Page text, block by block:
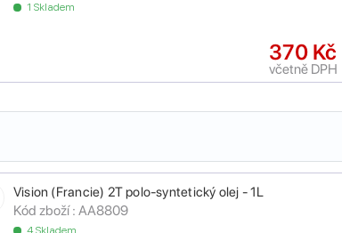
1 Skladem
370 Kč
včetně DPH
Vision (Francie) 2T polo-syntetický olej - 1L
Kód zboží : AA8809